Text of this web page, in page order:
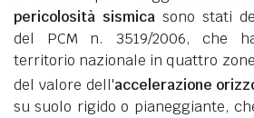
pericolosità sismica sono stati
del PCM n. 3519/2006, che
territorio nazionale in quattro
del valore dell'accelerazione
su suolo rigido o pianeggiante,